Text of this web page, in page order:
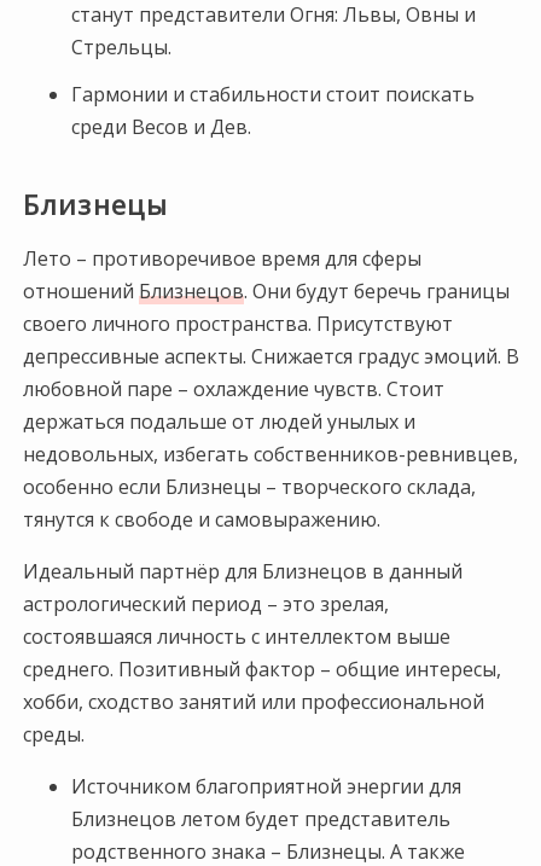
станут представители Огня: Львы, Овны и
Стрельцы.
Гармонии и стабильности стоит поискать
среди Весов и Дев.
Близнецы
Лето – противоречивое время для сферы
отношенийБлизнецов. Они будут беречь границы
своего личного пространства. Присутствуют
депрессивные аспекты. Снижается градус эмоций. В
любовной паре – охлаждение чувств. Стоит
держаться подальше от людей унылых и
недовольных, избегать собственников-ревнивцев,
особенно если Близнецы – творческого склада,
тянутся к свободе и самовыражению.
Идеальный партнёр для Близнецов в данный
астрологический период – это зрелая,
состоявшаяся личность с интеллектом выше
среднего. Позитивный фактор – общие интересы,
хобби, сходство занятий или профессиональной
среды.
Источником благоприятной энергии для
Близнецов летом будет представитель
родственного знака – Близнецы. А также